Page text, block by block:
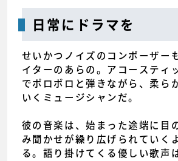
日常にドラマを
せいかつノイズのコンポーザー
イターのあらの。アコースティ
でポロポロと弾きながら、柔ら
いくミュージシャンだ。
彼の音楽は、始まった途端に目
み聞かせが繰り広げられていく
る。語り掛けてくる優しい歌声